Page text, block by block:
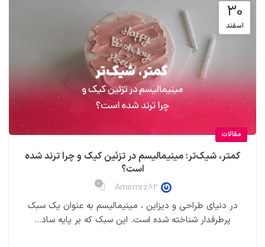
30
اسفند
مقالات
کمتر، شیک‌تر: مینیمالیسم در تزئین کیک و چرا ترند شده
است؟
Amirmrz82
0
در دنیای طراحی و دیزاین ، مینیمالیسم به عنوان یک سبک
پرطرفدار شناخته شده است. این سبک که بر پایه ساد...